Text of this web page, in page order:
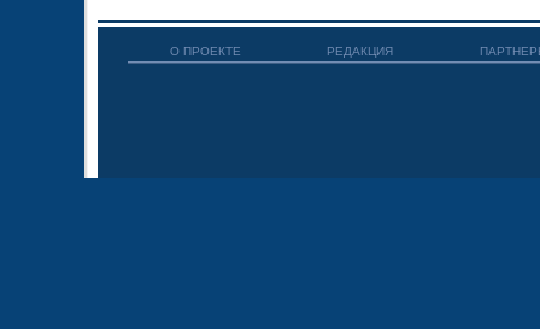
О ПРОЕКТЕ РЕДАКЦИЯ